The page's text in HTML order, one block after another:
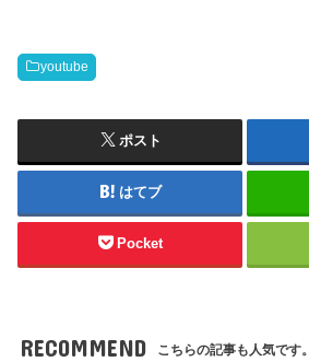
youtube
ポスト
はてブ
Pocket
RECOMMEND こちらの記事も人気です。